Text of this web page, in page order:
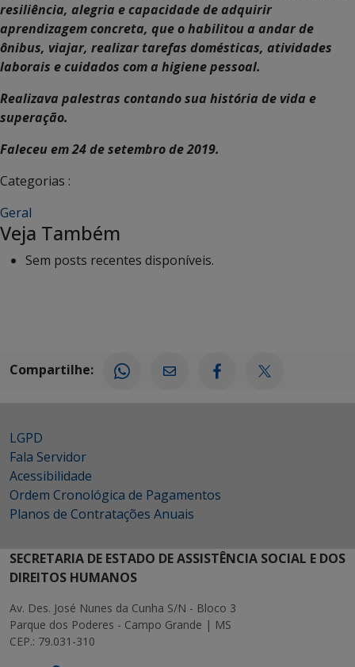
resiliência, alegria e capacidade de adquirir
aprendizagem concreta, que o habilitou a andar de
ônibus, viajar, realizar tarefas domésticas, atividades
laborais e cuidados com a higiene pessoal.
Realizava palestras contando sua história de vida e
superação.
Faleceu em 24 de setembro de 2019.
Categorias :
Geral
Veja Também
Sem posts recentes disponíveis.
Compartilhe:
LGPD
Fala Servidor
Acessibilidade
Ordem Cronológica de Pagamentos
Planos de Contratações Anuais
SECRETARIA DE ESTADO DE ASSISTÊNCIA SOCIAL E DOS
DIREITOS HUMANOS
Av. Des. José Nunes da Cunha S/N - Bloco 3
Parque dos Poderes - Campo Grande | MS
CEP.: 79.031-310